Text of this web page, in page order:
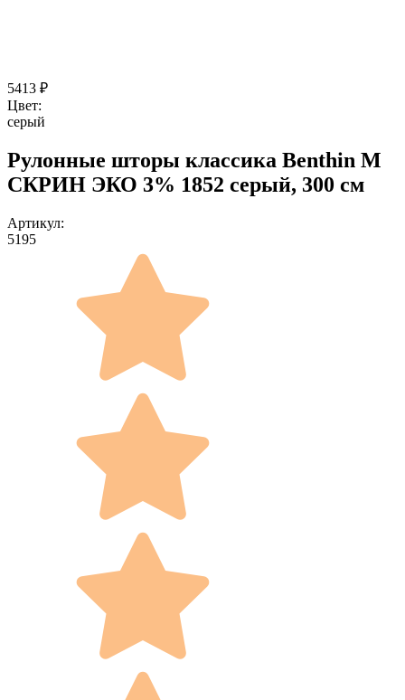
5413 ₽
Цвет:
серый
Рулонные шторы классика Benthin M
СКРИН ЭКО 3% 1852 серый, 300 см
Артикул:
5195